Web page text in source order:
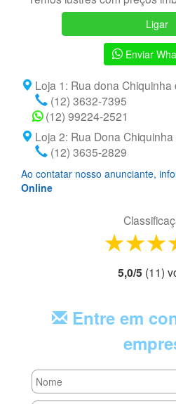
Ligar
Enviar
Loja 1: Rua dona
(12) 3632-7395
(12) 99224-2521
Loja 2: Rua Dona
(12) 3635-2829
Ao contatar nosso anunciante,
Online
2
1
5,0/5 (11)
Entre em